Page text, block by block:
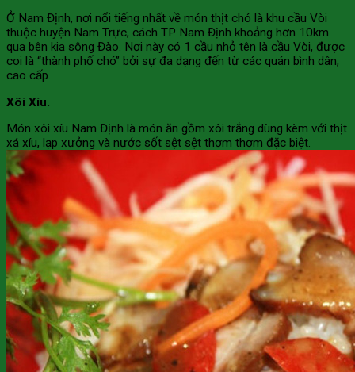
Ở Nam Định, nơi nổi tiếng nhất về món thịt chó là khu cầu Vòi
thuộc huyện Nam Trực, cách TP Nam Định khoảng hơn 10km
qua bên kia sông Đào. Nơi này có 1 cầu nhỏ tên là cầu Vòi, được
coi là “thành phố chó” bởi sự đa dạng đến từ các quán bình dân,
cao cấp.
Xôi Xíu.
Món xôi xíu Nam Định là món ăn gồm xôi trắng dùng kèm với thịt
xá xíu, lạp xưởng và nước sốt sệt sệt thơm thơm đặc biệt.